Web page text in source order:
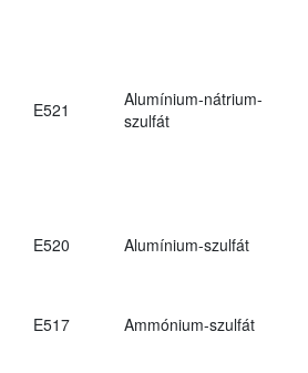
E521
Alumínium-nátrium-
szulfát
E520 Alumínium-szulfát
E517
Ammónium-szulfát